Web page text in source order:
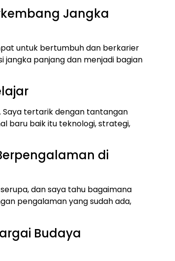
Jangka
untuk bertumbuh dan berkarier
jangka panjang dan menjadi bagian
tertarik dengan tantangan
baru baik itu teknologi, strategi,
di
dan saya tahu bagaimana
pengalaman yang sudah ada,
Budaya